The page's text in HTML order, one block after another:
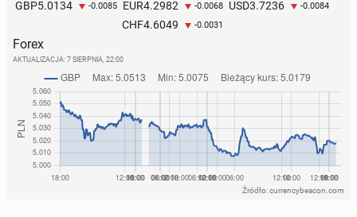
GBP5.0134 -0.0085 EUR4.2982 -0.0068 USD3.7236 -0.0084
CHF4.6049 -0.0031
Forex
AKTUALIZACJA: 7 SIERPNIA, 22:00
Źródło: currencybeacon.com